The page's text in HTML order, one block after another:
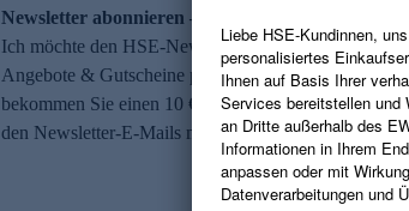
Newsletter abonnieren – 10 € Gutschein erhalten
Ich möchte den HSE-Newsletter abonnieren und
Angebote & Gutscheine per E-Mail erhalten. Als
bekommen Sie einen 10 € Gutschein. Eine
den Newsletter-E-Mails möglich.